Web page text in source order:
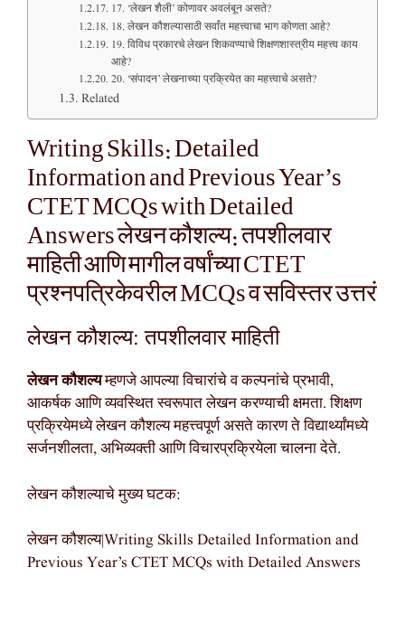
17. ‘लेखन शैली’ कोणावर अवलंबून असते?
18. लेखन कौशल्यासाठी सर्वांत महत्त्वाचा भाग कोणता आहे?
19. विविध प्रकारचे लेखन शिकवण्याचे शिक्षणशास्त्रीय महत्त्व काय
आहे?
20. ‘संपादन’ लेखनाच्या प्रक्रियेत का महत्त्वाचे असते?
Related
Writing Skills: Detailed
Information and Previous Year’s
CTET MCQs with Detailed
Answers लेखन कौशल्य: तपशीलवार
माहिती आणि मागील वर्षांच्या CTET
प्रश्नपत्रिकेवरील MCQs व सविस्तर उत्तरं
लेखन कौशल्य: तपशीलवार माहिती
लेखन कौशल्यम्हणजे आपल्या विचारांचे व कल्पनांचे प्रभावी,
आकर्षक आणि व्यवस्थित स्वरूपात लेखन करण्याची क्षमता. शिक्षण
प्रक्रियेमध्ये लेखन कौशल्य महत्त्वपूर्ण असते कारण ते विद्यार्थ्यांमध्ये
सर्जनशीलता, अभिव्यक्ती आणि विचारप्रक्रियेला चालना देते.
लेखन कौशल्याचे मुख्य घटक:
लेखन कौशल्य|Writing Skills Detailed Information and
Previous Year’s CTET MCQs with Detailed Answers